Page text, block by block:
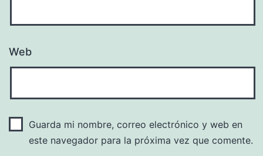
Web
Guarda mi nombre, correo electrónico y web en
este navegador para la próxima vez que comente.